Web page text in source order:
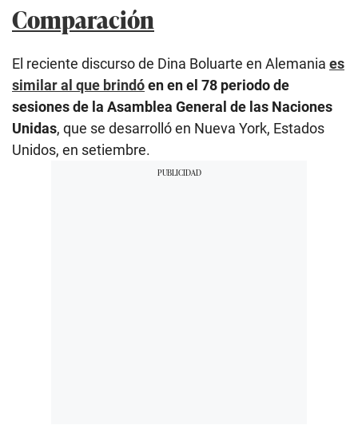
Comparación
El reciente discurso de Dina Boluarte en Alemania es
similar al que brindóen en el 78 periodo de
sesiones de la Asamblea General de las Naciones
Unidas, que se desarrolló en Nueva York, Estados
Unidos, en setiembre.